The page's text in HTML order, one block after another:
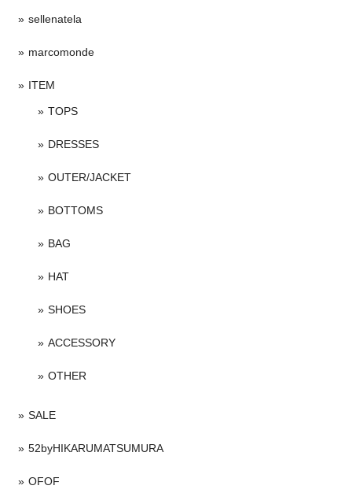
sellenatela
marcomonde
ITEM
TOPS
DRESSES
OUTER/JACKET
BOTTOMS
BAG
HAT
SHOES
ACCESSORY
OTHER
SALE
52byHIKARUMATSUMURA
OFOF